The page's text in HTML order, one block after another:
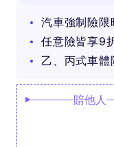
汽車強制險
任意險皆享9
乙、丙式車
賠他人